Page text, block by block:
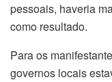
pessoais, haveria
como resultado.
Para os
governos locais